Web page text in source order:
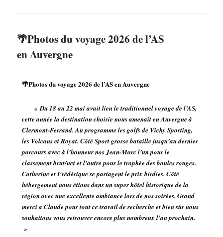
🌴Photos du voyage 2026 de l’AS
en Auvergne
🌴Photos du voyage 2026 de l’AS en Auvergne
« Du 18 au 22 mai avait lieu le traditionnel voyage de l’AS,
cette année la destination choisie nous amenait en Auvergne à
Clermont-Ferrand. Au programme les golfs de Vichy Sporting,
les Volcans et Royat. Côté Sport grosse bataille jusqu’au dernier
parcours avec à l’honneur nos Jean-Marc l’un pour le
classement brut/net et l’autre pour le trophée des boules rouges.
Catherine et Frédérique se partagent le prix birdies. Côté
hébergement nous étions dans un super hôtel historique de la
région avec une excellente ambiance lors de nos soirées. Grand
merci a Claude pour tout ce travail de recherche et bien sûr nous
souhaitons vous retrouver encore plus nombreux l’an prochain.
»